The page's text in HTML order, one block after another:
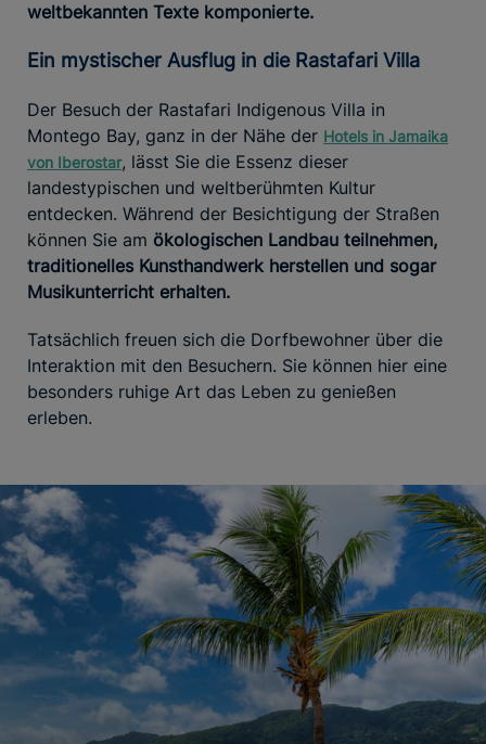
weltbekannten Texte komponierte.
Ein mystischer Ausflug in die Rastafari Villa
Der Besuch der Rastafari Indigenous Villa in
Montego Bay, ganz in der Nähe der Hotels in Jamaika
von Iberostar, lässt Sie die Essenz dieser
landestypischen und weltberühmten Kultur
entdecken. Während der Besichtigung der Straßen
können Sie am ökologischen Landbau teilnehmen,
traditionelles Kunsthandwerk herstellen und sogar
Musikunterricht erhalten.
Tatsächlich freuen sich die Dorfbewohner über die
Interaktion mit den Besuchern. Sie können hier eine
besonders ruhige Art das Leben zu genießen
erleben.